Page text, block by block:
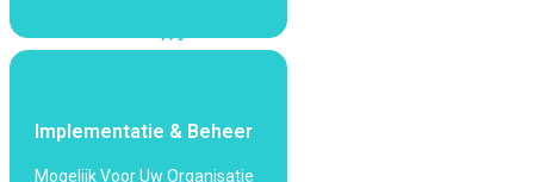
Wi-
Wi-
Implementatie & Beheer
Mogelijk Voor Uw Organisatie